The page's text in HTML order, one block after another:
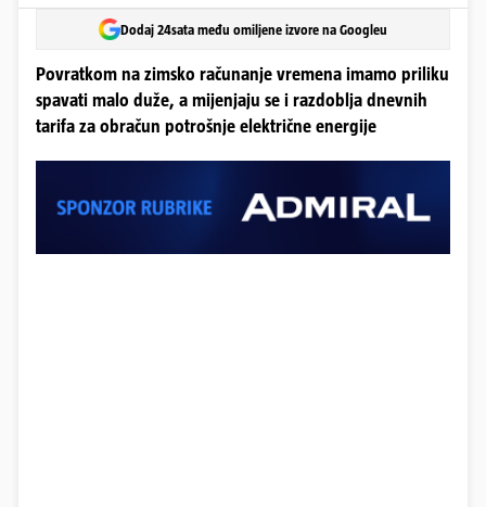
Dodaj 24sata među omiljene izvore na Googleu
Povratkom na zimsko računanje vremena imamo priliku
spavati malo duže, a mijenjaju se i razdoblja dnevnih
tarifa za obračun potrošnje električne energije